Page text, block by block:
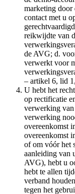
marketing
contact met u
reikwijdte van
de AVG; d.
verwerkt voor
– artikel 6, lid
U hebt het
op rectificatie
verwerking van
verwerking
overeenkomst
overeenkomst
of om vóór het
aanleiding van
AVG), hebt u
hebt te allen
verband
tegen het